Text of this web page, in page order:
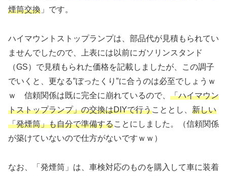
煙筒交換 」です。
ハイマウントストップランプは、部品代が見積もられてい
ませんでしたので、上表には以前にガソリンスタンド
（GS）で見積もられた価格を記載しましたが、この調子
でいくと、更なる”ぼったくり”に合うのは必至でしょうｗ
ｗ 信頼関係は既に完全に崩れているので、 「ハイマウン
トストップランプ」の交換はDIYで行うこととし、 新しい
「発煙筒」も自分で準備することにしました。（信頼関係
が築けていないので仕方がないですｗｗ）
なお、「発煙筒」は、車検対応のものを購入して車に装着